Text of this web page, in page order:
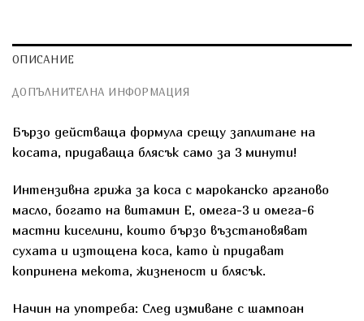
ОПИСАНИЕ
ДОПЪЛНИТЕЛНА ИНФОРМАЦИЯ
Бързо действаща формула срещу заплитане на
косата, придаваща блясък само за 3 минути!
Интензивна грижа за коса с мароканско арганово
масло, богaто на витамин Е, омега-3 и омега-6
мастни киселини, които бързо възстановяват
сухата и изтощена коса, като ѝ придават
копринена мекота, жизненост и блясък.
Начин на употреба: След измиване с шампоан